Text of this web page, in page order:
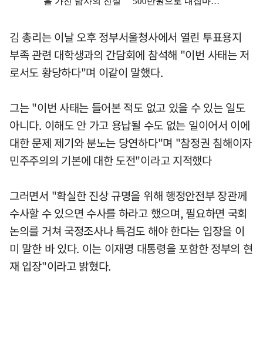
김 총리는 이날 오후 정부서울청사에서 열린 투표용지
부족 관련 대학생과의 간담회에 참석해 "이번 사태는 저
로서도 황당하다"며 이같이 말했다.
그는 "이번 사태는 들어본 적도 없고 있을 수 있는 일도
아니다. 이해도 안 가고 용납될 수도 없는 일이어서 이에
대한 문제 제기와 분노는 당연하다"며 "참정권 침해이자
민주주의의 기본에 대한 도전"이라고 지적했다
그러면서 "확실한 진상 규명을 위해 행정안전부 장관께
수사할 수 있으면 수사를 하라고 했으며, 필요하면 국회
논의를 거쳐 국정조사나 특검도 해야 한다는 입장을 이
미 말한 바 있다. 이는 이재명 대통령을 포함한 정부의 현
재 입장"이라고 밝혔다.